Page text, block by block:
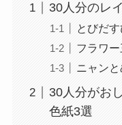
30人分のレ
とびだ
フラワ
ニャン
30人分がお
色紙3選